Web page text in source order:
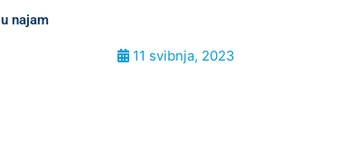
najam
11 svibnja, 2023